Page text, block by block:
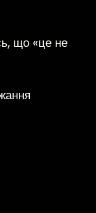
що «це не